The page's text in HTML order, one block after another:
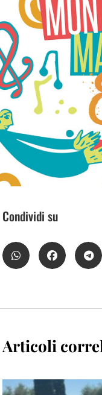
Condividi su
Articoli